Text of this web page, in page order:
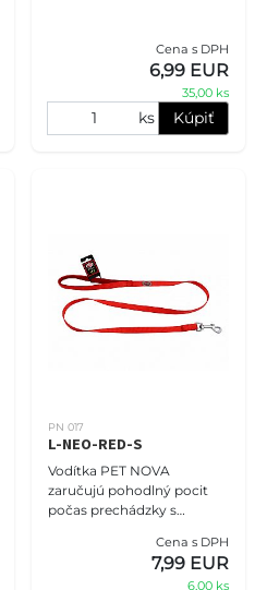
kliešťa v koži . Najbezpečn
Cena s DPH
6,99 EUR
35,00 ks
ks Kúpiť
PN 017
L-NEO-RED-S
Vodítka PET NOVA
zaručujú pohodlný pocit
počas prechádzky s
zvýšenie komfortu
používania je rukoväť
Cena s DPH
7,99 EUR
6,00 ks